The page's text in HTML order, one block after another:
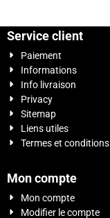
Service client
Paiement
Informations
Info livraison
Privacy
Sitemap
Liens utiles
Termes et conditions
Mon compte
Mon compte
Modifier le compte